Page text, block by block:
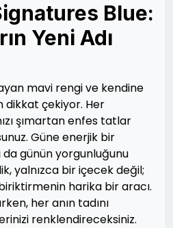
Blue:
Yeni Adı
mavi rengi ve kendine
dikkat çekiyor. Her
şımartan enfes tatlar
Güne enerjik bir
günün yorgunluğunu
yalnızca bir içecek değil;
harika bir aracı.
her anın tadını
renklendireceksiniz.